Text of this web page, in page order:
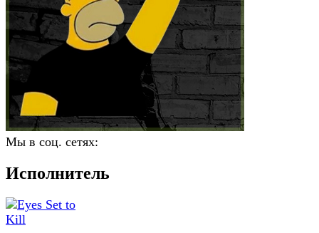
Мы в соц. сетях:
Исполнитель